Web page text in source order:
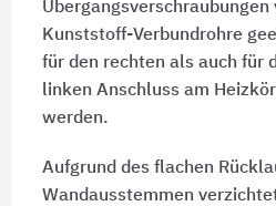
Kunststoff-Verbundrohre
für den rechten als auch für
linken Anschluss am
werden.
Aufgrund des flachen
Wandausstemmen